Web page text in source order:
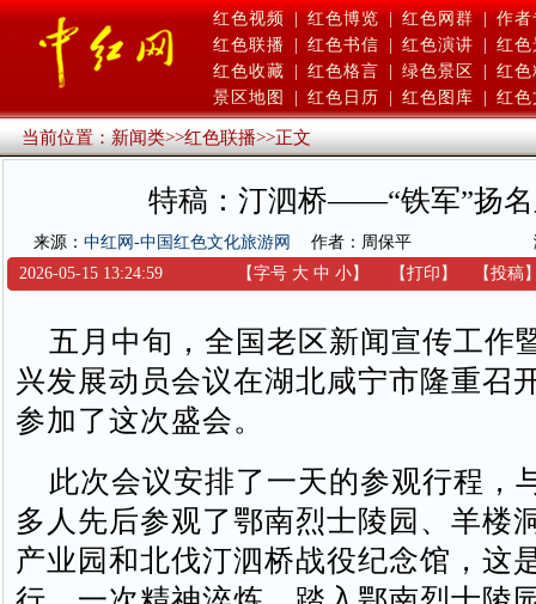
红色视频 | 红色博览 | 红色网群 | 作者
红色联播
红色书信 红色演讲
红色
红色收藏
红色格言 绿色景区
红色
景区地图
红色日历 红色图库 红色
当前位置：新闻类>>红色联播>>正文
特稿：汀泗桥——“铁军”扬
来源： 中红网-中国红色文化旅游网 作者：周保平
2026-05-15 13:24:59
【字号 大 中 小】 【打印 】 【投稿
五月中旬，全国老区新闻宣传工作
兴发展动员会议在湖北咸宁市隆重召
参加了这次盛会。
此次会议安排了一天的参观行程，
多人先后参观了鄂南烈士陵园、羊楼
产业园和北伐汀泗桥战役纪念馆，这